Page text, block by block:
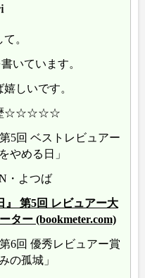
。
いています。
しいです。
☆☆☆☆☆
5回 ベストレビュアー
やめる日」
・よつば
』 第5回 レビュアー大
ター (bookmeter.com)
6回 優秀レビュアー賞
孤城」